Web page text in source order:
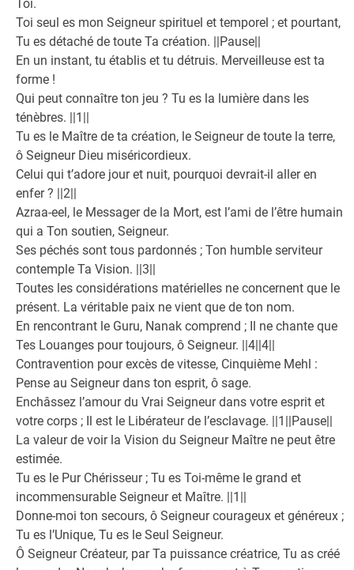
Toi.
Toi seul es mon Seigneur spirituel et temporel ; et pourtant,
Tu es détaché de toute Ta création. ||Pause||
En un instant, tu établis et tu détruis. Merveilleuse est ta
forme !
Qui peut connaître ton jeu ? Tu es la lumière dans les
ténèbres. ||1||
Tu es le Maître de ta création, le Seigneur de toute la terre,
ô Seigneur Dieu miséricordieux.
Celui qui t’adore jour et nuit, pourquoi devrait-il aller en
enfer ? ||2||
Azraa-eel, le Messager de la Mort, est l’ami de l’être humain
qui a Ton soutien, Seigneur.
Ses péchés sont tous pardonnés ; Ton humble serviteur
contemple Ta Vision. ||3||
Toutes les considérations matérielles ne concernent que le
présent. La véritable paix ne vient que de ton nom.
En rencontrant le Guru, Nanak comprend ; Il ne chante que
Tes Louanges pour toujours, ô Seigneur. ||4||4||
Contravention pour excès de vitesse, Cinquième Mehl :
Pense au Seigneur dans ton esprit, ô sage.
Enchâssez l’amour du Vrai Seigneur dans votre esprit et
votre corps ; Il est le Libérateur de l’esclavage. ||1||Pause||
La valeur de voir la Vision du Seigneur Maître ne peut être
estimée.
Tu es le Pur Chérisseur ; Tu es Toi-même le grand et
incommensurable Seigneur et Maître. ||1||
Donne-moi ton secours, ô Seigneur courageux et généreux ;
Tu es l’Unique, Tu es le Seul Seigneur.
Ô Seigneur Créateur, par Ta puissance créatrice, Tu as créé